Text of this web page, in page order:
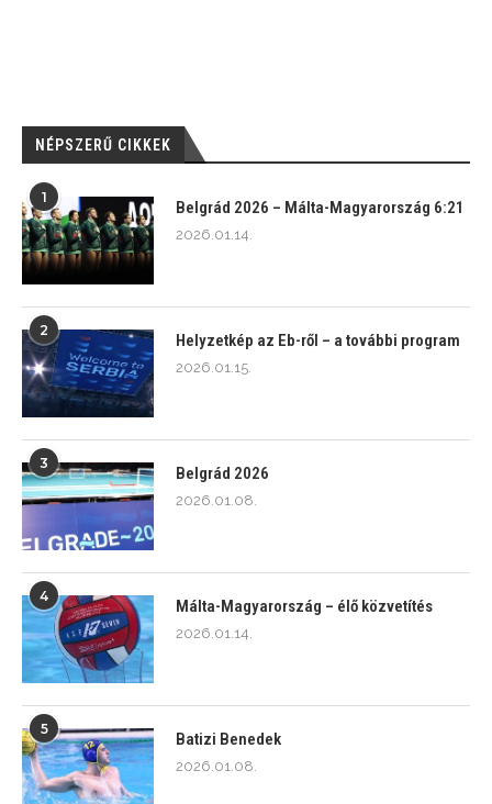
NÉPSZERŰ CIKKEK
1
Belgrád 2026 – Málta-Magyarország 6:21
2026.01.14.
2
Helyzetkép az Eb-ről – a további program
2026.01.15.
3
Belgrád 2026
2026.01.08.
4
Málta-Magyarország – élő közvetítés
2026.01.14.
5
Batizi Benedek
2026.01.08.